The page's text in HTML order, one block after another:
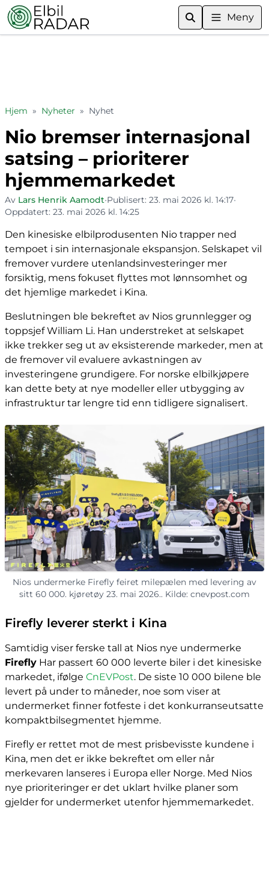
Meny
Hjem » Nyheter » Nyhet
Nio bremser internasjonal
satsing – prioriterer
hjemmemarkedet
Av Lars Henrik Aamodt•Publisert: 23. mai 2026 kl. 14:17•
Oppdatert: 23. mai 2026 kl. 14:25
Den kinesiske elbilprodusenten Nio trapper ned
tempoet i sin internasjonale ekspansjon. Selskapet vil
fremover vurdere utenlandsinvesteringer mer
forsiktig, mens fokuset flyttes mot lønnsomhet og
det hjemlige markedet i Kina.
Beslutningen ble bekreftet av Nios grunnlegger og
toppsjef William Li. Han understreket at selskapet
ikke trekker seg ut av eksisterende markeder, men at
de fremover vil evaluere avkastningen av
investeringene grundigere. For norske elbilkjøpere
kan dette bety at nye modeller eller utbygging av
infrastruktur tar lengre tid enn tidligere signalisert.
Nios undermerke Firefly feiret milepælen med levering av
sitt 60 000. kjøretøy 23. mai 2026.. Kilde: cnevpost.com
Firefly leverer sterkt i Kina
Samtidig viser ferske tall at Nios nye undermerke
Firefly Har passert 60 000 leverte biler i det kinesiske
markedet, ifølge CnEVPost. De siste 10 000 bilene ble
levert på under to måneder, noe som viser at
undermerket finner fotfeste i det konkurranseutsatte
kompaktbilsegmentet hjemme.
Firefly er rettet mot de mest prisbevisste kundene i
Kina, men det er ikke bekreftet om eller når
merkevaren lanseres i Europa eller Norge. Med Nios
nye prioriteringer er det uklart hvilke planer som
gjelder for undermerket utenfor hjemmemarkedet.